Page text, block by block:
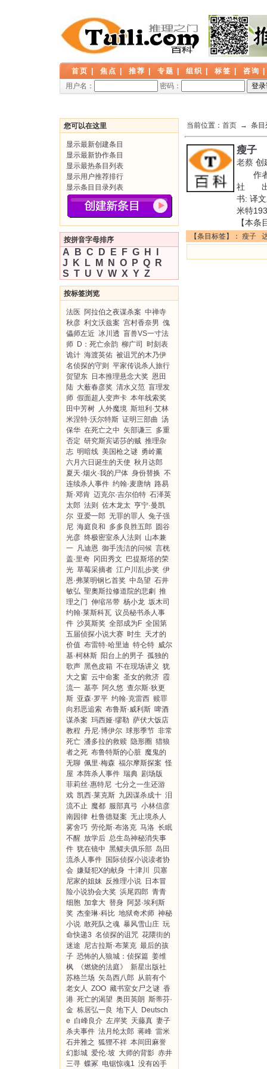
首页 焦点 推荐 专题 组织 标签 咨询
用户名：
密码：
您可以在这里
显示最新创建条目
显示最新协作条目
显示最热条目列表
显示用户推荐排行
显示条目目录列表
按拼音字母排序
A B C D E F G H
J
K L M N O P Q
R
S T U V W X Y Z
按标签浏览
法医 阿拉伯之夜谋杀案 中禅寺
秋彦 利文沃兹案 宫村香奈男 傀
儡师左近 冰川透 盲兽VS一寸法
师 D：死亡余韵 柳广司
时刻表
诡计 海渡英佑 被诅咒的木乃伊
名侦探的守则
平家传说杀人旅行
贺望东 日本推理悬念大奖 恩田
陆 大薮春彦奖 清水义范 盲理发
师 假面超人变声卡 本年线索奖
田中芳树 人外魔境 斯坦利·艾林
米涅特·沃尔特斯 证明三部曲 汤
保华 在死亡之中 矢部谦三 多重
否定 研究斯宾诺莎的贼 推理杂
志 明暗线 美国枪之谜 勇岭薰
六月六日诞生的天使 秋月达郎
夏天·烟火·我的尸体 身份替换 不
连续杀人事件 约翰·麦唐纳 路易
斯·邓肯 迈克尔·吉尔伯特 石泽英
太郎 法则 佐木龙太 亨宁·曼凯
尔 亚爱一郎 无罪的罪人 兔子强
尼 海庭良和 多多良胜五郎 圆谷
光彦 终极密室杀人法则
山本兼
一 凡迪恩 御手洗洁的问候 言桄
盖·里奇 冈田秀文
巴提斯塔的荣
光 草莓采摘者 江户川乱步奖 伊
恩·弗莱明钢匕首奖 中岛望 石井
敏弘 聖奧斯拉修道院的悲劇 推
理之门 伸缩吊带 杨小龙 坂木司
约翰·莱斯科瓦 议员秘书杀人事
件 沙莫斯奖 全部成为F 全国第
五届侦探小说大赛 时生 天才的
价值 布雷特·哈里迪 特仑特 威尔
基·柯林斯 阳台上的男子 孤独的
歌声 黑色皮箱 不在现场讲义 犹
大之窗 云中命案 圣女的救济 霞
流一 基亭 阿久悠 查尔斯·狄更
斯 亚森·罗平 约翰·克雷西 赎罪
向邪恶追索 布鲁斯·威利斯 啤酒
谋杀案 玛西娅·缪勒 萨伏大饭店
教程 丹尼·博伊尔 球形季节 非常
死亡 潘多拉的救赎 隐形圈 猎狼
者之死 布鲁特斯的心脏 魔鬼的
无聊 佩里·梅森 福尔摩斯探案 怪
屋 本阵杀人事件 瑞典 剧场版
菲莉丝·惠特尼 七分之一生还游
戏 凯西·莱克斯 九因谋杀成十 泪
流不止 魔都 服部真弓 小林信彦
南园律 杜鲁德疑案 无止境杀人
雾舍巧 劳伦斯·布洛克 马洛 长眠
不醒 放学后 总生岛神秘消失事
件 犹在镜中 黑鳏夫俱乐部 岛田
流杀人事件 国际侦探小说读者协
会 嫌疑犯X的献身 十津川
贝塞
尼家的姐妹 反推理小说 日本冒
险小说协会大奖 浜尾四郎 青青
细胞 加拿大 替身 阿瑟·埃利斯
奖 杰奎琳·科比 地狱奇术师 神秘
小说 敢死队之魂 暴风雪山庄 玩
命快递3 名侦探的诅咒 花隈街的
迷途 尼古拉斯·布莱克 最后的孩
子 恐怖的人狼城：侦探篇 姜维
枫
《燃烧的法庭》
新星出版社
苏格兰场 矢岛西八郎 从前有个
老女人 ZOO 藏书室女尸之谜 香
港 死亡的渴望 奥田英朗 斯蒂芬·
金 栋居弘一良 地下人
Deutsch
e 白峰良介 左岸奖 天藤真 妻子
杀夫事件 法月纶太郎 蒋峰 雷米
石井雅之 狐狸不祥 本间田麻誉
幻影城 爱伦·坡 大师的背影 赤井
三寻 蝶冢 电锯惊魂1 没有凶手
当前位置： 首页 → 条目
瘦子
老蔡 创
作者:
社 出
书: 译
米特
【本条
【条目标签】： 瘦子